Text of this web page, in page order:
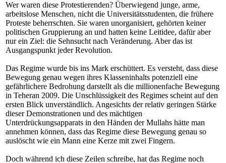
Wer waren diese Protestierenden? Überwiegend junge, arme,
arbeitslose Menschen, nicht die Universitätsstudenten, die frühere
Proteste beherrschten. Sie waren unorganisiert, gehörten keiner
politischen Gruppierung an und hatten keine Leitidee, dafür aber
nur ein Ziel: die Sehnsucht nach Veränderung. Aber das ist
Ausgangspunkt jeder Revolution.
Das Regime wurde bis ins Mark erschüttert. Es versteht, dass diese
Bewegung genau wegen ihres Klasseninhalts potenziell eine
gefährlichere Bedrohung darstellt als die millionenfache Bewegung
in Teheran 2009. Die Unschlüssigkeit des Regimes scheint auf den
ersten Blick unverständlich. Angesichts der relativ geringen Stärke
dieser Demonstrationen und des mächtigen
Unterdrückungsapparats in den Händen der Mullahs hätte man
annehmen können, dass das Regime diese Bewegung genau so
auslöscht wie ein Mann eine Kerze mit zwei Fingern.
Doch während ich diese Zeilen schreibe, hat das Regime noch